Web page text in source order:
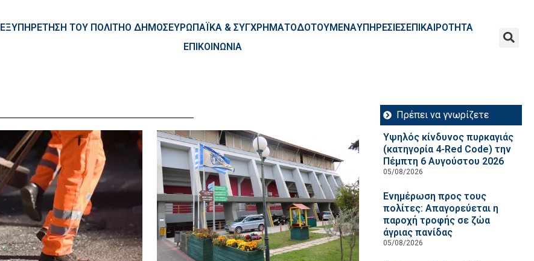
ΕΞΥΠΗΡΕΤΗΣΗ ΤΟΥ ΠΟΛΙΤΗΟ ΔΗΜΟΣΕΥΡΩΠΑΪΚΑ & ΣΥΓΧΡΗΜΑΤΟΔΟΤΟΥΜΕΝΑΥΠΗΡΕΣΙΕΣΕΠΙΚΑΙΡΟΤΗΤΑ
ΕΠΙΚΟΙΝΩΝΙΑ
Πρέπει να γνωρίζετε
Υψηλός κίνδυνος πυρκαγιάς
(κατηγορία 4-Red Code) την
Πέμπτη 6 Αυγούστου 2026
05/08/2026
Ενημέρωση προς τους
πολίτες: Απαγορεύεται η
παροχή τροφής σε ζώα
άγριας πανίδας
05/08/2026